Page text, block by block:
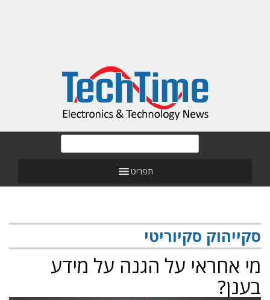
תפריט
סקייהוק סקיוריטי
מי אחראי על הגנה על מידע
בענן?